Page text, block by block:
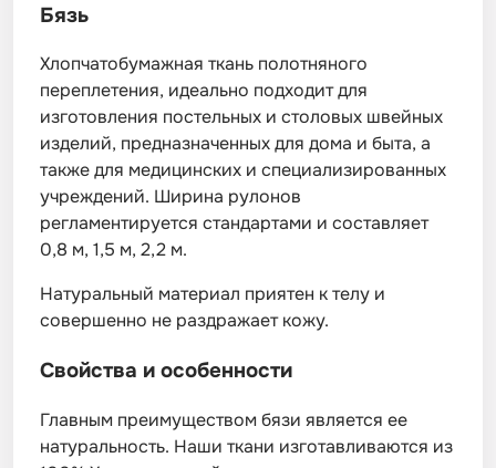
Бязь
Хлопчатобумажная ткань полотняного
переплетения, идеально подходит для
изготовления постельных и столовых швейных
изделий, предназначенных для дома и быта, а
также для медицинских и специализированных
учреждений. Ширина рулонов
регламентируется стандартами и составляет
0,8 м, 1,5 м, 2,2 м.
Натуральный материал приятен к телу и
совершенно не раздражает кожу.
Свойства и особенности
Главным преимуществом бязи является ее
натуральность. Наши ткани изготавливаются из